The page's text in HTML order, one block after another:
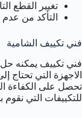
تغيير القطع
التأكد من
فني تكييف الشامية
فني تكييف يمكنه حل
الاجهزة التي
تحصل على الكفاءة
للتكييفات التي